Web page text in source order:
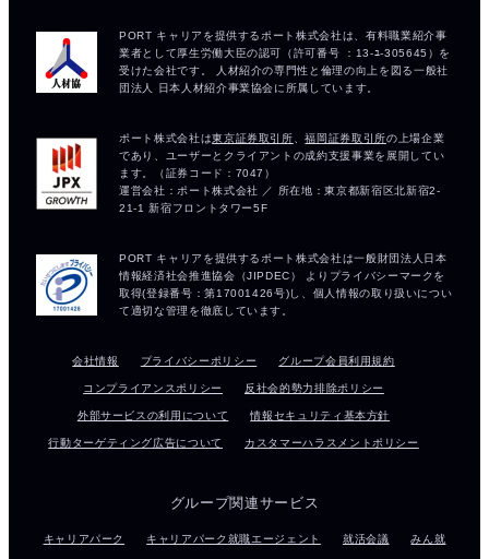
会社情報 プライバシーポリシー グループ会員利用規約
コンプライアンスポリシー 反社会的勢力排除ポリシー
外部サービスの利用について 情報セキュリティ基本方針
行動ターゲティング広告について カスタマーハラスメントポリシー